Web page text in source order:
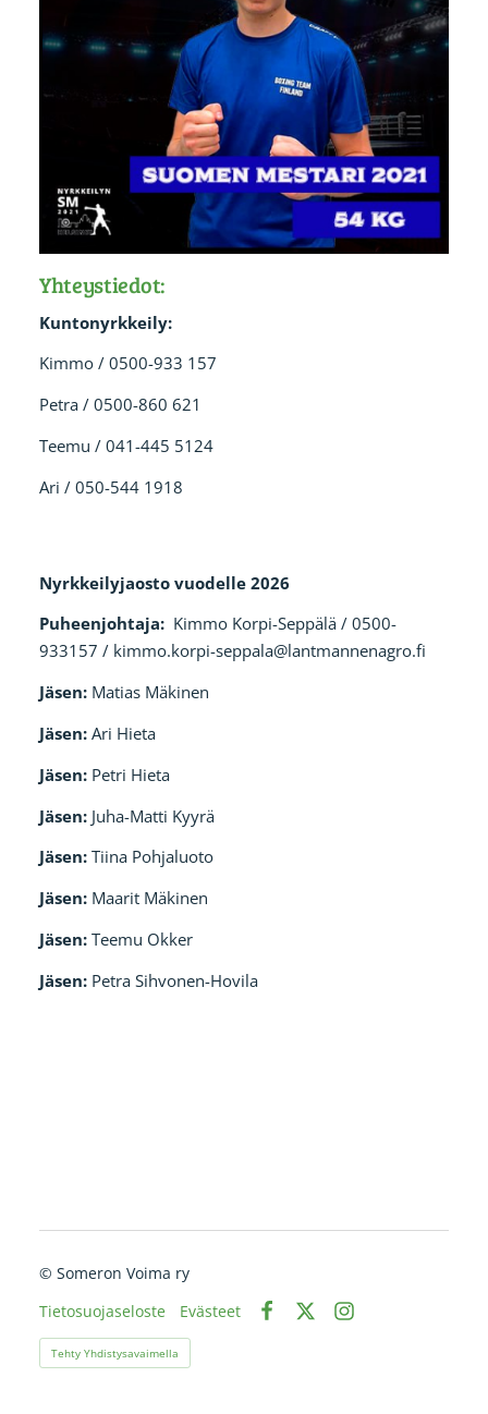
Yhteystiedot:
Kuntonyrkkeily:
Kimmo / 0500-933 157
Petra / 0500-860 621
Teemu / 041-445 5124
Ari / 050-544 1918
Nyrkkeilyjaosto vuodelle 2026
Puheenjohtaja: Kimmo Korpi-Seppälä / 0500-
933157 / kimmo.korpi-seppala@lantmannenagro.fi
Jäsen: Matias Mäkinen
Jäsen: Ari Hieta
Jäsen: Petri Hieta
Jäsen: Juha-Matti Kyyrä
Jäsen:Tiina Pohjaluoto
Jäsen:Maarit Mäkinen
Jäsen: Teemu Okker
Jäsen:Petra Sihvonen-Hovila
© Someron Voima ry
Tietosuojaseloste
Evästeet
Tehty Yhdistysavaimella